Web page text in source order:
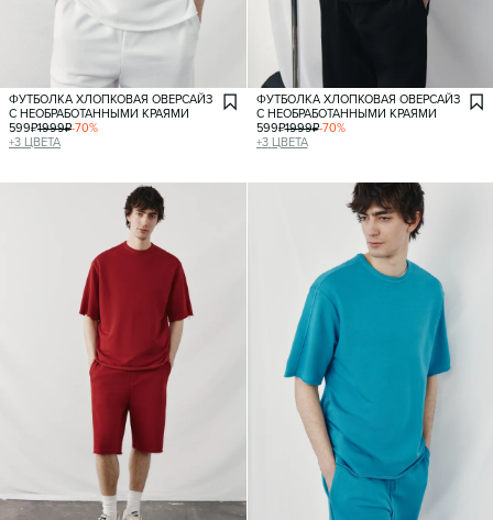
ФУТБОЛКА ХЛОПКОВАЯ ОВЕРСАЙЗ
С НЕОБРАБОТАННЫМИ КРАЯМИ
599₽1999₽-70%
+3 ЦВЕТА
ФУТБОЛКА ХЛОПКОВАЯ ОВЕРСАЙЗ
С НЕОБРАБОТАННЫМИ КРАЯМИ
599₽1999₽-70%
+3 ЦВЕТА